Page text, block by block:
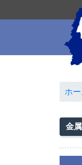
ホー
金